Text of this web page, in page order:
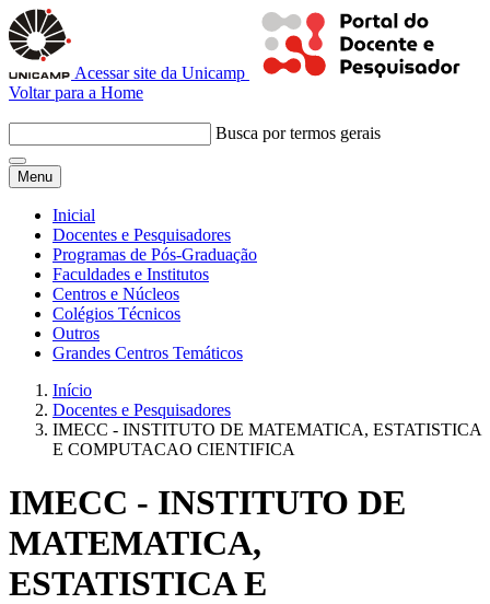
Acessar site da Unicamp
Voltar para a Home
Busca por termos gerais
Menu
Inicial
Docentes e Pesquisadores
Programas de Pós-Graduação
Faculdades e Institutos
Centros e Núcleos
Colégios Técnicos
Outros
Grandes Centros Temáticos
Início
Docentes e Pesquisadores
IMECC - INSTITUTO DE MATEMATICA, ESTATISTICA
E COMPUTACAO CIENTIFICA
IMECC - INSTITUTO DE
MATEMATICA,
ESTATISTICA E